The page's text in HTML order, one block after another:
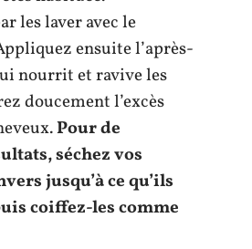
les laver avec le
ensuite l’après-
nourrit et ravive les
doucement l’excès
Pour de
séchez vos
jusqu’à ce qu’ils
coiffez-les comme